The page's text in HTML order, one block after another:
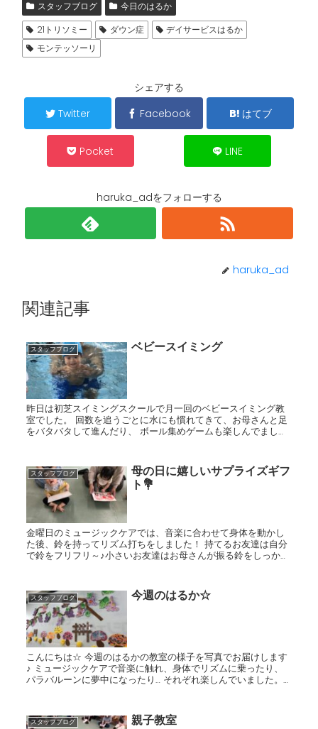
スタッフブログ
今日のはるか
21トリソミー
ダウン症
デイサービスはるか
モンテッソーリ
シェアする
Twitter
Facebook はてブ
Pocket LINE
haruka_adをフォローする
haruka_ad
関連記事
スタッフブログ ベビースイミング
昨日は初芝スイミングスクールで月一回のベビースイミング教
室でした。 回数を追うごとに水にも慣れてきて、お母さんと足
をバタバタして進んだり、 ボール集めゲームも楽しんでました
スタッフブログ
母の日に嬉しいサプライズギフ
ト💐
金曜日のミュージックケアでは、音楽に合わせて身体を動かし
た後、鈴を持ってリズム打ちをしました！ 持てるお友達は自分
で鈴をフリフリ～♪小さいお友達はお母さんが振る鈴をしっかり
スタッフブログ 今週のはるか☆
こんにちは☆ 今週のはるかの教室の様子を写真でお届けします
♪ ミュージックケアで音楽に触れ、身体でリズムに乗ったり、
パラバルーンに夢中になったり… それぞれ楽しんでいました。
スタッフブログ 親子教室